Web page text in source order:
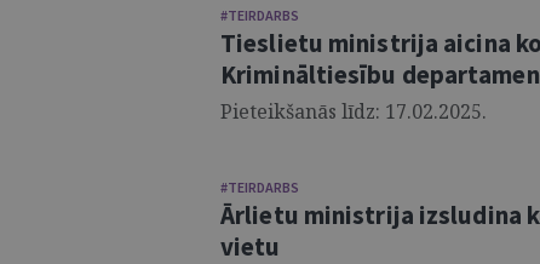
#TEIRDARBS
Tieslietu ministrija aicina
Krimināltiesību
Pieteikšanās līdz: 17.02.2025.
#TEIRDARBS
Ārlietu ministrija izsludina
vietu